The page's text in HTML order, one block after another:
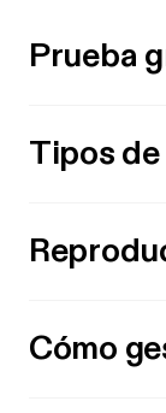
Prueba
Tipos
Cómo